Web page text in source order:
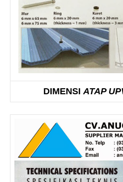
DIMENSIATAP